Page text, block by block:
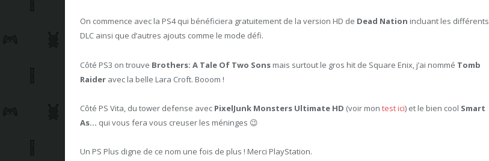
On commence avec la PS4 qui bénéficiera gratuitement de la version HD de Dead Nation incluant les différents
DLC ainsi que d’autres ajouts comme le mode défi.
Côté PS3 on trouve Brothers: A Tale Of Two Sons mais surtout le gros hit de Square Enix, j’ai nommé Tomb
Raider avec la belle Lara Croft. Booom !
Côté PS Vita, du tower defense avec PixelJunk Monsters Ultimate HD (voir mon test ici) et le bien cool Smart
As… qui vous fera vous creuser les méninges 😉
Un PS Plus digne de ce nom une fois de plus ! Merci PlayStation.